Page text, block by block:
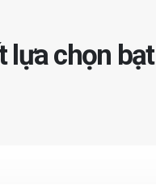
lựa chọn